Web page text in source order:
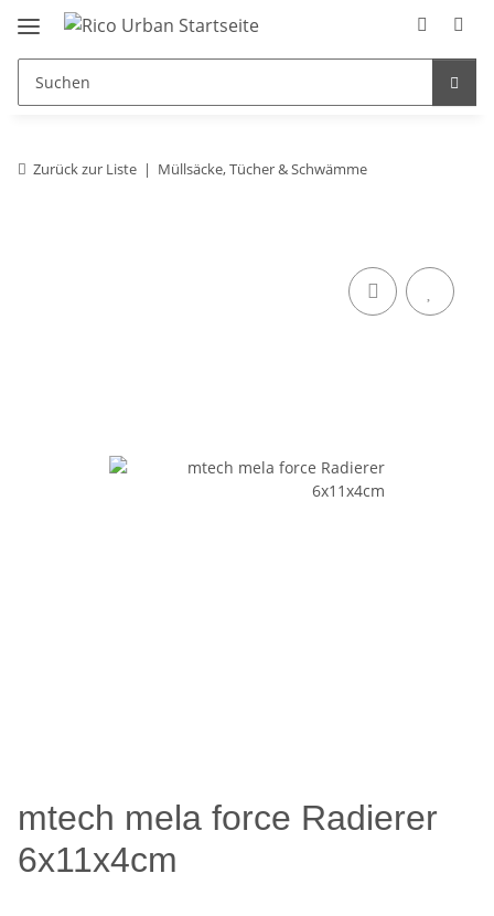
Zurück zur Liste Müllsäcke, Tücher & Schwämme
mtech mela force Radierer
6x11x4cm